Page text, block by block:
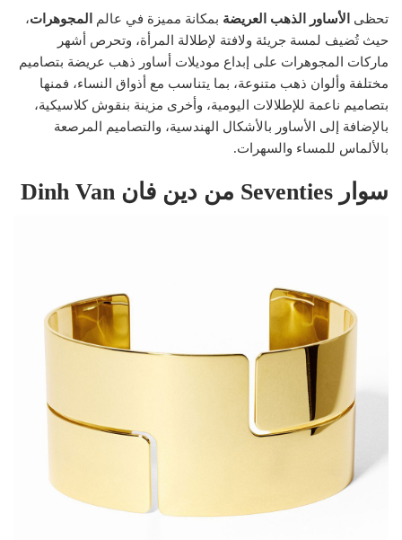
تحظى الأساور الذهب العريضة بمكانة مميزة في عالم المجوهرات،
حيث تُضيف لمسة جريئة ولافتة لإطلالة المرأة، وتحرص أشهر
ماركات المجوهرات على إبداع موديلات أساور ذهب عريضة بتصاميم
مختلفة وألوان ذهب متنوعة، بما يتناسب مع أذواق النساء، فمنها
بتصاميم ناعمة للإطلالات اليومية، وأخرى مزينة بنقوش كلاسيكية،
بالإضافة إلى الأساور بالأشكال الهندسية، والتصاميم المرصعة
بالألماس للمساء والسهرات.
سوار Seventies من دين فان Dinh Van